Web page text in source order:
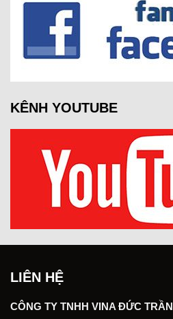
KÊNH YOUTUBE
LIÊN HỆ
CÔNG TY TNHH VINA ĐỨC TRẦN